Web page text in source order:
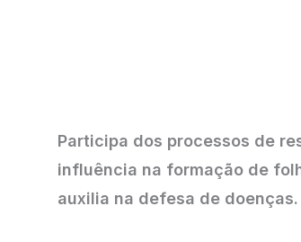
Participa dos processos de
influência na formação de
auxilia na defesa de doenças.